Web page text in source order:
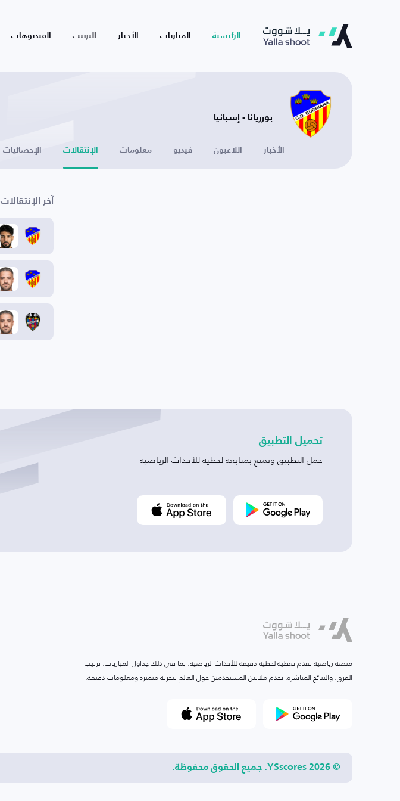
الرئيسية المباريات الأخبار الترتيب الفيديوهات
بورريانا - إسبانيا
الأخبار اللاعبون فيديو معلومات الإنتقالات الإحصائيات
آخر الإنتقالات
تحميل التطبيق
حمل التطبيق وتمتع بمتابعة لحظية للأحداث الرياضية
منصة رياضية تقدم تغطية لحظية دقيقة للأحداث الرياضية، بما في ذلك جداول المباريات، ترتيب
الفرق، والنتائج المباشرة. نخدم ملايين المستخدمين حول العالم بتجربة متميزة ومعلومات دقيقة.
© 2026 YSscores. جميع الحقوق محفوظة.